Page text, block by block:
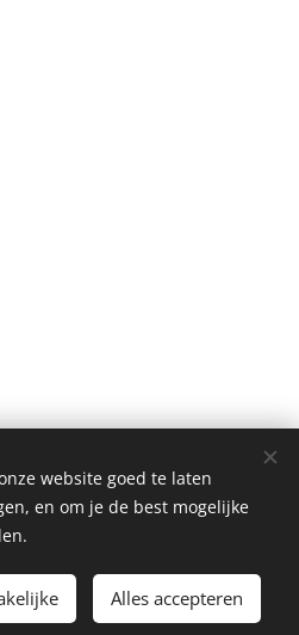
aan de winkelwagen
website goed te laten
en om je de best mogelijke
Alles accepteren